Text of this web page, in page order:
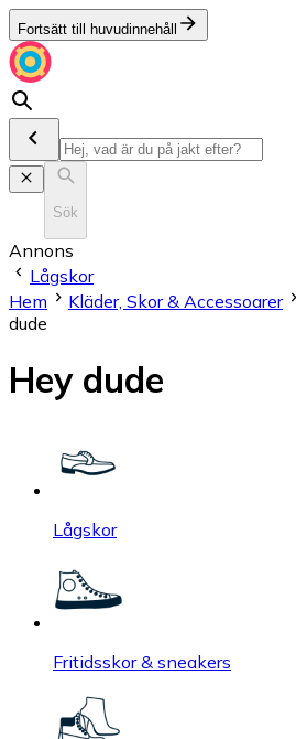
Fortsätt till huvudinnehåll
Sök
Annons
Lågskor
Hem
Kläder, Skor & Accessoarer
dude
Hey dude
Lågskor
Fritidsskor & sneakers